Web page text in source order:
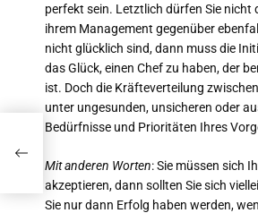
perfekt sein. Letztlich dürfen Sie nicht
ihrem Management gegenüber
nicht glücklich sind, dann muss die
das Glück, einen Chef zu haben, der
ist. Doch die Kräfteverteilung
unter ungesunden, unsicheren oder
Bedürfnisse und Prioritäten Ihres
Mit anderen Worten: Sie müssen sich
akzeptieren, dann sollten Sie sich
Sie nur dann Erfolg haben werden,